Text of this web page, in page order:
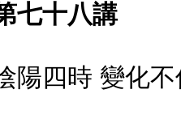
七十八講
陽四時 變化